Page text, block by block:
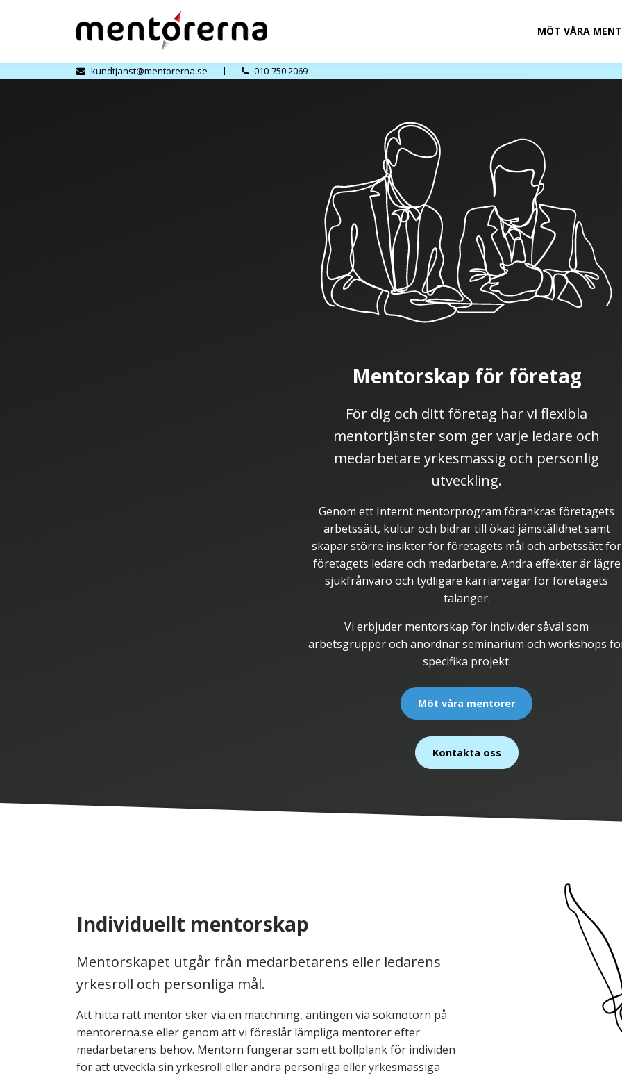
MÖT VÅRA
kundtjanst@mentorerna.se 010-750 2069
Mentorskap för företag
För dig och ditt företag har vi flexibla
mentortjänster som ger varje ledare och
medarbetare yrkesmässig och personlig
utveckling.
Genom ett Internt mentorprogram förankras företagets
arbetssätt, kultur och bidrar till ökad jämställdhet samt
skapar större insikter för företagets mål och arbetssätt för
företagets ledare och medarbetare. Andra effekter är lägre
sjukfrånvaro och tydligare karriärvägar för företagets
talanger.
Vi erbjuder mentorskap för individer såväl som
arbetsgrupper och anordnar seminarium och workshops
specifika projekt.
Möt våra mentorer
Kontakta oss
Individuellt mentorskap
Mentorskapet utgår från medarbetarens eller ledarens
yrkesroll och personliga mål.
Att hitta rätt mentor sker via en matchning, antingen via sökmotorn på
mentorerna.se eller genom att vi föreslår lämpliga mentorer efter
medarbetarens behov. Mentorn fungerar som ett bollplank för individen
för att utveckla sin yrkesroll eller andra personliga eller yrkesmässiga